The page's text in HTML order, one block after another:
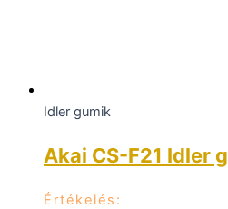
Idler gumik
Akai CS-F21 Idler
Értékelés: